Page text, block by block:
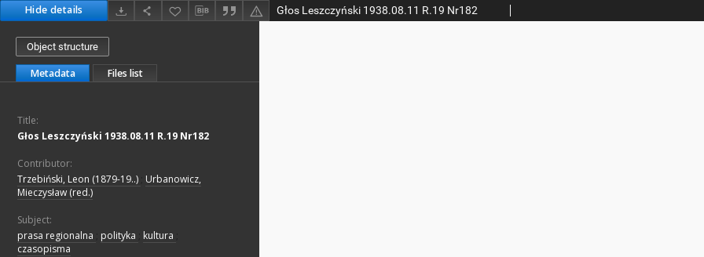
Hide details Głos Leszczyński 1938.08.11 R.19 Nr182
Object structure
Metadata Files list
Title:
Głos Leszczyński 1938.08.11 R.19 Nr182
Contributor:
Trzebiński, Leon (1879-19..) Urbanowicz,
Mieczysław (red.)
Subject:
prasa regionalna
polityka kultura
czasopisma